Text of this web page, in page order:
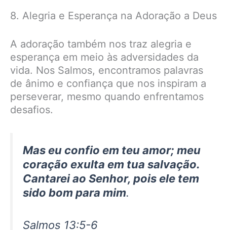
8. Alegria e Esperança na Adoração a Deus
A adoração também nos traz alegria e
esperança em meio às adversidades da
vida. Nos Salmos, encontramos palavras
de ânimo e confiança que nos inspiram a
perseverar, mesmo quando enfrentamos
desafios.
Mas eu confio em teu amor; meu
coração exulta em tua salvação.
Cantarei ao Senhor, pois ele tem
sido bom para mim.
Salmos 13:5-6